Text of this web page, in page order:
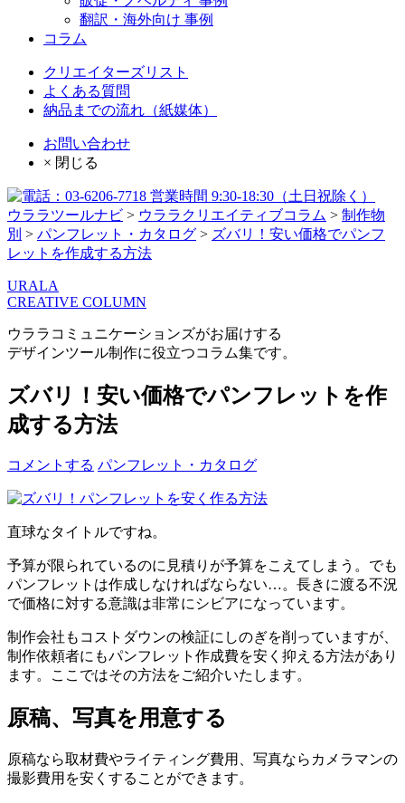
翻訳・海外向け 事例
コラム
クリエイターズリスト
よくある質問
納品までの流れ（紙媒体）
お問い合わせ
× 閉じる
ウララツールナビ > ウララクリエイティブコラム > 制作物
別 > パンフレット・カタログ > ズバリ！安い価格でパンフ
レットを作成する方法
URALA
CREATIVE COLUMN
ウララコミュニケーションズがお届けする
デザインツール制作に役立つコラム集です。
ズバリ！安い価格でパンフレットを作
成する方法
コメントする パンフレット・カタログ
直球なタイトルですね。
予算が限られているのに見積りが予算をこえてしまう。でも
パンフレットは作成しなければならない…。長きに渡る不況
で価格に対する意識は非常にシビアになっています。
制作会社もコストダウンの検証にしのぎを削っていますが、
制作依頼者にもパンフレット作成費を安く抑える方法があり
ます。ここではその方法をご紹介いたします。
原稿、写真を用意する
原稿なら取材費やライティング費用、写真ならカメラマンの
撮影費用を安くすることができます。